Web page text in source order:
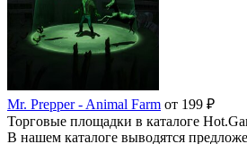
Mr. Prepper - Animal Farm от 199 ₽
Торговые площадки в каталоге
В нашем каталоге выводятся